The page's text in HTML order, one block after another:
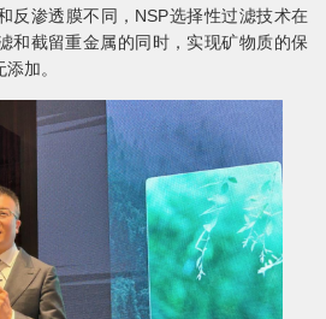
反渗透膜不同，NSP选择性过滤技术在
和截留重金属的同时，实现矿物质的保
加。